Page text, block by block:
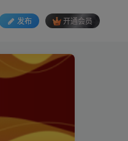
发布 开通会员